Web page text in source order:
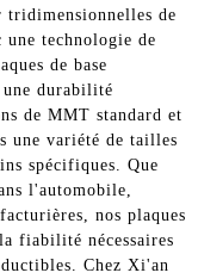
tridimensionnelles de
une technologie de
de base
durabilité
de MMT standard et
une variété de tailles
spécifiques. Que
l'automobile,
nos plaques
fiabilité nécessaires
Chez Xi'an